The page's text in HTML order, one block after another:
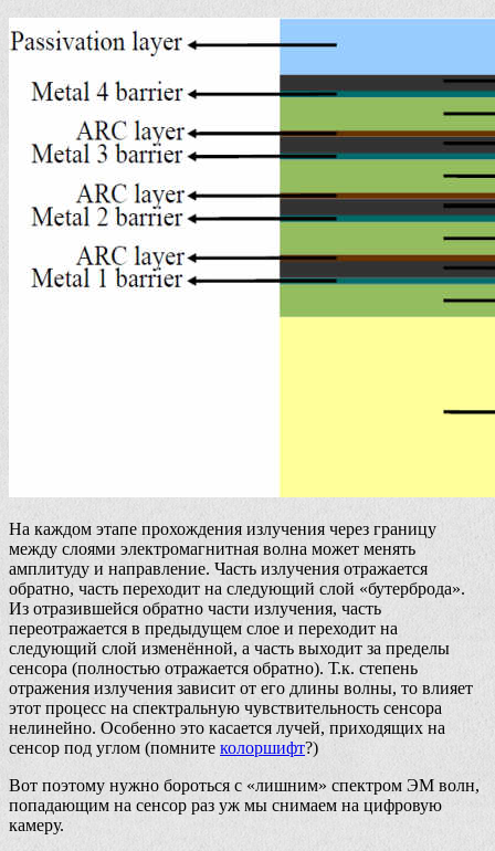
На каждом этапе прохождения излучения через границу
между слоями электромагнитная волна может менять
амплитуду и направление. Часть излучения отражается
обратно, часть переходит на следующий слой «бутерброда».
Из отразившейся обратно части излучения, часть
переотражается в предыдущем слое и переходит на
следующий слой изменённой, а часть выходит за пределы
сенсора (полностью отражается обратно). Т.к. степень
отражения излучения зависит от его длины волны, то влияет
этот процесс на спектральную чувствительность сенсора
нелинейно. Особенно это касается лучей, приходящих на
сенсор под углом (помните колоршифт?)
Вот поэтому нужно бороться с «лишним» спектром ЭМ волн,
попадающим на сенсор раз уж мы снимаем на цифровую
камеру.